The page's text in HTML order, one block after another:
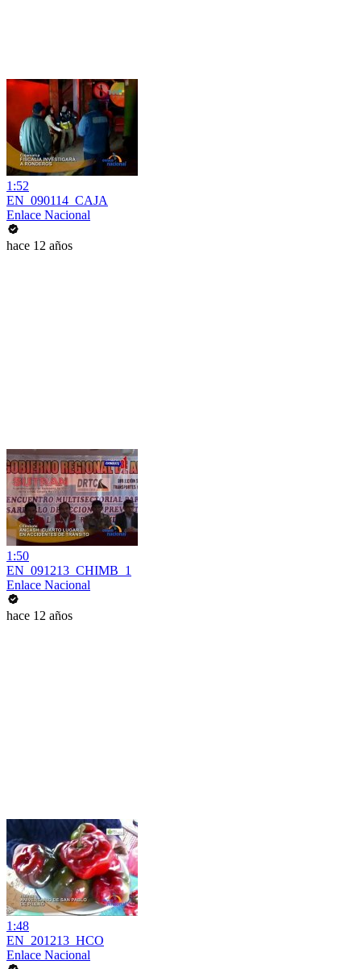
1:52
EN_090114_CAJA
Enlace Nacional
hace 12 años
1:50
EN_091213_CHIMB_1
Enlace Nacional
hace 12 años
1:48
EN_201213_HCO
Enlace Nacional